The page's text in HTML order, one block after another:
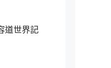
世界記